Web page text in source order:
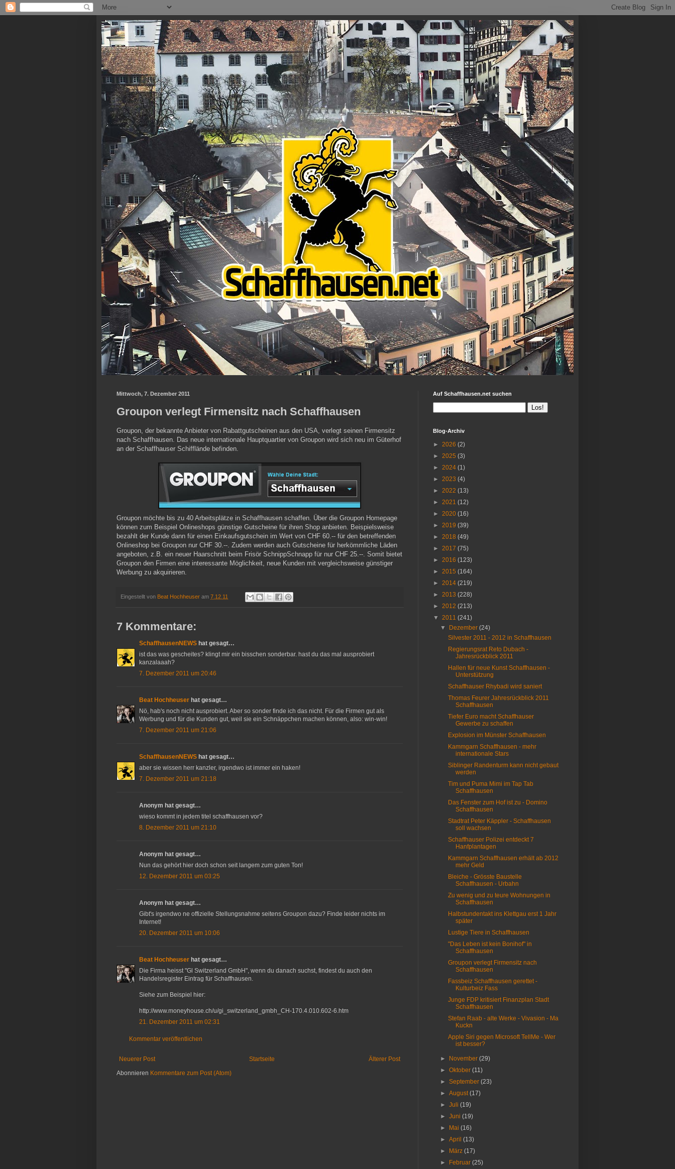
Mittwoch, 7. Dezember 2011
Groupon verlegt Firmensitz nach Schaffhausen
Groupon, der bekannte Anbieter von Rabattgutscheinen aus den USA, verlegt seinen Firmensitz
nach Schaffhausen. Das neue internationale Hauptquartier von Groupon wird sich neu im Güterhof
an der Schaffhauser Schifflände befinden.
Groupon möchte bis zu 40 Arbeitsplätze in Schaffhausen schaffen. Über die Groupon Homepage
können zum Beispiel Onlineshops günstige Gutscheine für ihren Shop anbieten. Beispielsweise
bezahlt der Kunde dann für einen Einkaufsgutschein im Wert von CHF 60.-- für den betreffenden
Onlineshop bei Groupon nur CHF 30.--. Zudem werden auch Gutscheine für herkömmliche Läden
angeboten, z.B. ein neuer Haarschnitt beim Frisör SchnippSchnapp für nur CHF 25.--. Somit bietet
Groupon den Firmen eine interessante Möglichkeit, neue Kunden mit vergleichsweise günstiger
Werbung zu akquirieren.
Eingestellt von Beat Hochheuser am 7.12.11
7 Kommentare:
SchaffhausenNEWS hat gesagt…
ist das was gescheites? klingt mir ein bisschen sonderbar. hast du das mal ausprobiert
kanzalaaah?
7. Dezember 2011 um 20:46
Beat Hochheuser hat gesagt…
Nö, hab's noch nicht ausprobiert. Aber so sonder finde ich das nicht. Für die Firmen gut als
Werbung und für die Kunden gut, weil sie ein Schnäppchen machen können, also: win-win!
7. Dezember 2011 um 21:06
SchaffhausenNEWS hat gesagt…
aber sie wissen herr kanzler, irgendwo ist immer ein haken!
7. Dezember 2011 um 21:18
Anonym hat gesagt…
wieso kommt in jedem titel schaffhausen vor?
8. Dezember 2011 um 21:10
Anonym hat gesagt…
Nun das gehört hier doch schon seit langem zum guten Ton!
12. Dezember 2011 um 03:25
Anonym hat gesagt…
Gibt's irgendwo ne offizielle Stellungsnahme seitens Groupon dazu? Finde leider nichts im
Internet!
20. Dezember 2011 um 10:06
Beat Hochheuser hat gesagt…
Die Firma heisst "Gl Switzerland GmbH", wenn du danach suchst, findest du auch den
Handelsregister Eintrag für Schaffhausen.
Siehe zum Beispiel hier:
http://www.moneyhouse.ch/u/gi_switzerland_gmbh_CH-170.4.010.602-6.htm
21. Dezember 2011 um 02:31
Kommentar veröffentlichen
Neuerer Post Älterer Post
Startseite
Abonnieren Kommentare zum Post (Atom)
Auf Schaffhausen.net suchen
Blog-Archiv
► 2026 (2)
► 2025 (3)
► 2024 (1)
► 2023 (4)
► 2022 (13)
► 2021 (12)
► 2020 (16)
► 2019 (39)
► 2018 (49)
► 2017 (75)
► 2016 (123)
► 2015 (164)
► 2014 (219)
► 2013 (228)
► 2012 (213)
▼ 2011 (241)
▼
Dezember(24)
Silvester 2011 - 2012 in Schaffhausen
Regierungsrat Reto Dubach -
Jahresrückblick 2011
Hallen für neue Kunst Schaffhausen -
Unterstützung
Schaffhauser Rhybadi wird saniert
Thomas Feurer Jahresrückblick 2011
Schaffhausen
Tiefer Euro macht Schaffhauser
Gewerbe zu schaffen
Explosion im Münster Schaffhausen
Kammgarn Schaffhausen - mehr
internationale Stars
Siblinger Randenturm kann nicht gebaut
werden
Tim und Puma Mimi im Tap Tab
Schaffhausen
Das Fenster zum Hof ist zu - Domino
Schaffhausen
Stadtrat Peter Käppler - Schaffhausen
soll wachsen
Schaffhauser Polizei entdeckt 7
Hanfplantagen
Kammgarn Schaffhausen erhält ab 2012
mehr Geld
Bleiche - Grösste Baustelle
Schaffhausen - Urbahn
Zu wenig und zu teure Wohnungen in
Schaffhausen
Halbstundentakt ins Klettgau erst 1 Jahr
später
Lustige Tiere in Schaffhausen
"Das Leben ist kein Bonihof" in
Schaffhausen
Groupon verlegt Firmensitz nach
Schaffhausen
Fassbeiz Schaffhausen gerettet -
Kulturbeiz Fass
Junge FDP kritisiert Finanzplan Stadt
Schaffhausen
Stefan Raab - alte Werke - Vivasion - Ma
Kuckn
Apple Siri gegen Microsoft TellMe - Wer
ist besser?
► November(29)
►Oktober(11)
►September(23)
►August(17)
►Juli(19)
►Juni(19)
►
Mai(16)
►April(13)
►
März(17)
►
Februar(25)